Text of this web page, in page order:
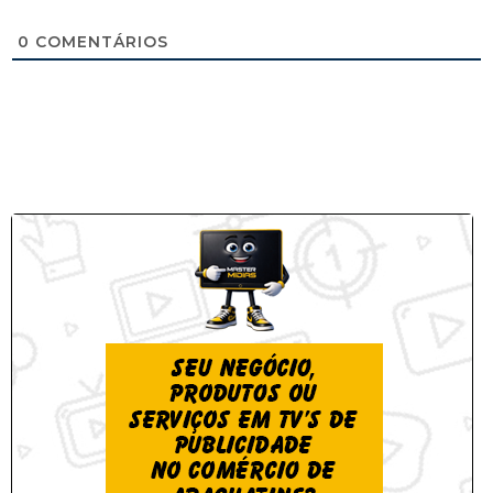
0 COMENTÁRIOS